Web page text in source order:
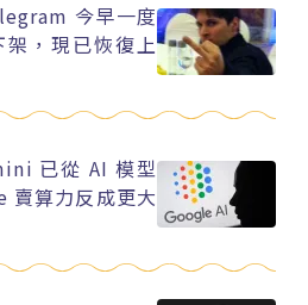
今早一度
，現已恢復上
已從 AI 模型
賣算力反成更大